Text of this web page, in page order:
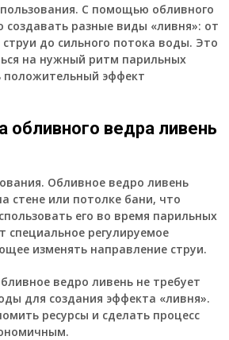
С помощью обливного
разные виды «ливня»: от
до сильного потока воды. Это
на нужный ритм парильных
положительный эффект
обливного ведра ливень
Обливное ведро ливень
стене или потолке бани, что
его во время парильных
специальное регулируемое
изменять направление струи.
ведро ливень не требует
для создания эффекта «ливня».
ресурсы и сделать процесс